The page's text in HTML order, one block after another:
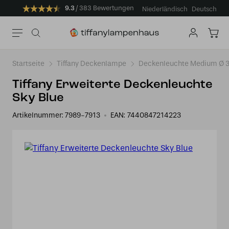
9.3 383 Bewertungen Niederländisch Deutsch
Startseite Tiffany Deckenlampe Deckenleuchte Medium Ø
Tiffany Erweiterte Deckenleuchte
Sky Blue
Artikelnummer: 7989-7913 EAN: 7440847214223